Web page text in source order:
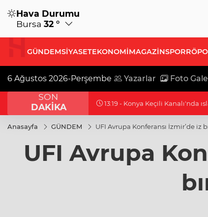
Hava Durumu
Bursa 32 °
GÜNDEMSİYASETEKONOMİMAGAZİNSPOR
6 Ağustos 2026-Perşembe Yazarlar Foto
SON
DAKİKA
13:19 - Cevdet Yılmaz: Milli
Anasayfa GÜNDEM UFI Avrupa Konferansı İzmir’de iz
UFI Avrupa